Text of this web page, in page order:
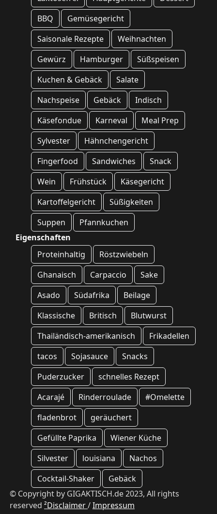
BBQ
Gemüsegericht
Saisonale Rezepte
Weihnachten
Gewürz
Hamburger
Süßspeisen
Kuchen & Gebäck
Salate
Nachspeise
Gebäck
Indisch
Käsefondue
Karneval
Meal Prep
Sylvester
Hähnchengericht
Fingerfood
Sandwiches
Snack
Wein
Frühstück
Käsegericht
Kartoffelgericht
Süßigkeiten
Suppen
Pfannkuchen
Eigenschaften
Proteinhaltig
Röstzwiebeln
Ghanaisch
Carpaccio
Sake
Asado
Südafrika
Beilage
Klassische
Britisch
Blutwurst
Thailändisch-amerikanisch
Frikadellen
tacos
Sojasauce
Snacks
Puderzucker
schnelles Rezept
Acarajé
Rinderroulade
#Omelette
fladenbrot
geräuchert
Gefüllte Paprika
Wiener Küche
Silvester
louisiana
Nachos
Cocktail-Shaker
Gebäck
© Copyright by GIGAKTISCH.de 2023, All rights
reserved ²Disclaimer/Impressum